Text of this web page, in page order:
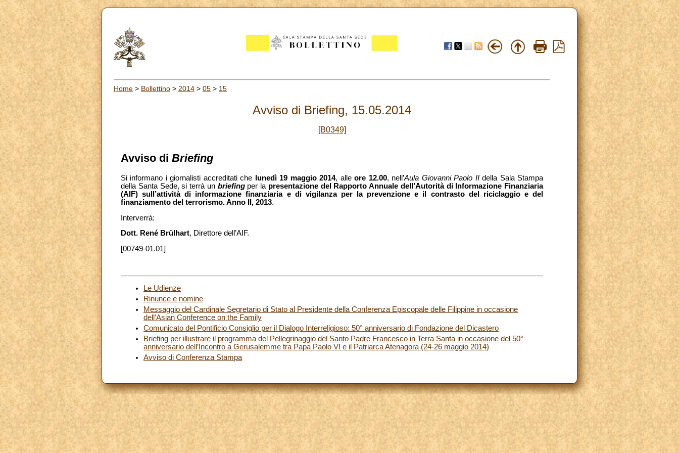
Home > Bollettino > 2014 > 05 > 15
Avviso di Briefing, 15.05.2014
[B0349]
Avviso di Briefing
Si informano i giornalisti accreditati che lunedì 19 maggio 2014, alleore 12.00, nell’Aula Giovanni Paolo IIdella Sala Stampa
della Santa Sede, si terrà un briefing per la presentazione del Rapporto Annuale dell’Autorità di Informazione Finanziaria
(AIF) sull’attività di informazione finanziaria e di vigilanza per la prevenzione e il contrasto del riciclaggio e del
finanziamento del terrorismo. Anno II, 2013.
Interverrà:
Dott. René Brülhart, Direttore dell’AIF.
[00749-01.01]
Le Udienze
Rinunce e nomine
Messaggio del Cardinale Segretario di Stato al Presidente della Conferenza Episcopale delle Filippine in occasione
dell’Asian Conference on the Family
Comunicato del Pontificio Consiglio per il Dialogo Interreligioso: 50° anniversario di Fondazione del Dicastero
Briefing per illustrare il programma del Pellegrinaggio del Santo Padre Francesco in Terra Santa in occasione del 50°
anniversario dell’Incontro a Gerusalemme tra Papa Paolo VI e il Patriarca Atenagora (24-26 maggio 2014)
Avviso di Conferenza Stampa